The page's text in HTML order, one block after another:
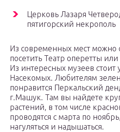
Церковь Лазаря
пятигорский некрополь
Из современных мест можно
посетить Театр оперетты
Из интересных музеев
Насекомых. Любителям
понравится Перкальский
г.Машук. Там вы найдете
растений, в том числе
проводятся с марта по
нагуляться и надышаться.